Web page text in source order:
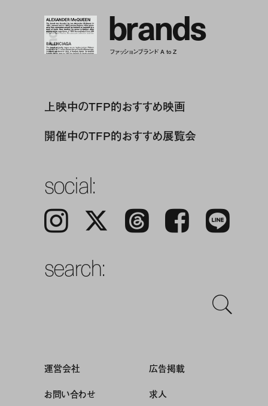
brands
ファッションブランド A to Z
上映中のTFP的おすすめ映画
開催中のTFP的おすすめ展覧会
social:
Instagram 𝕏 Threads Facebook LINE
search:
運営会社
広告掲載
お問い合わせ
求人